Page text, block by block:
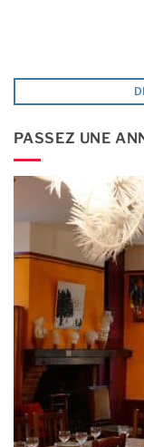
PASSEZ UNE